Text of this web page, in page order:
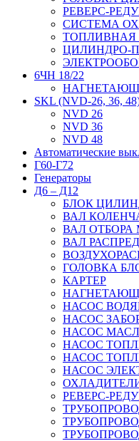
РЕВЕРС-
СИСТЕМА
ТОПЛИВНАЯ
ЦИЛИНДРО-
6ЧН 18/22
SKL (NVD-26, 36,
NVD 26
NVD 36
NVD 48
Автоматические
Г60-Г72
Генераторы
Д6 – Д12
БЛОК
ВАЛ
ВАЛ
ВАЛ
ГОЛОВКА
КАРТЕР
НАСОС
НАСОС
НАСОС
НАСОС
НАСОС
НАСОС
РЕВЕРС-